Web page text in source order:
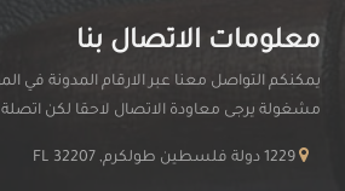
معلومات الاتصال بنا
يمكنكم التواصل معنا عبر الارقام المدونة في
مشغولة يرجى معاودة الاتصال لاحقا لكن اتصلة